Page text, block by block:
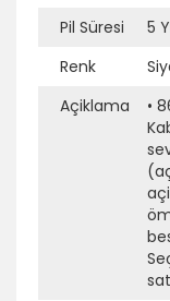
Pil Süresi
5
Renk
Açiklama
•